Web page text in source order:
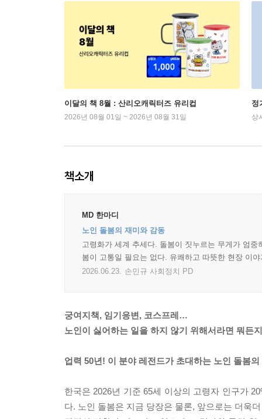
이달의 책 8월 : 산리오캐릭터즈 유리컵
2026년 08월 01일 ~ 2026년 08월 31일
정
상
책소개
MD 한마디
노인 돌봄의 재미와 감동
고령화가 세계 추세다. 돌봄이 짓누르는 무게가 엄
봄이 고통일 필요는 없다. 유쾌하고 따뜻한 현장 이
2026.06.23. 손민규 사회정치 PD
궁여지책, 임기응변, 코스프레…
노인이 싫어하는 일을 하지 않기 위해서라면 뭐든
업력 50년! 이 분야 레전드가 초대하는 노인 돌봄
한국은 2026년 기준 65세 이상의 고령자 인구가
다. 노인 돌봄은 지금 당장은 물론, 앞으로는 더욱